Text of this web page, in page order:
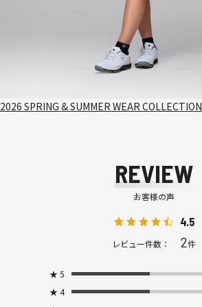
2026 SPRING & SUMMER WEAR COLLECTION
REVIEW
お客様の声
4.5
レビュー件数： 2件
★ 5
★ 4